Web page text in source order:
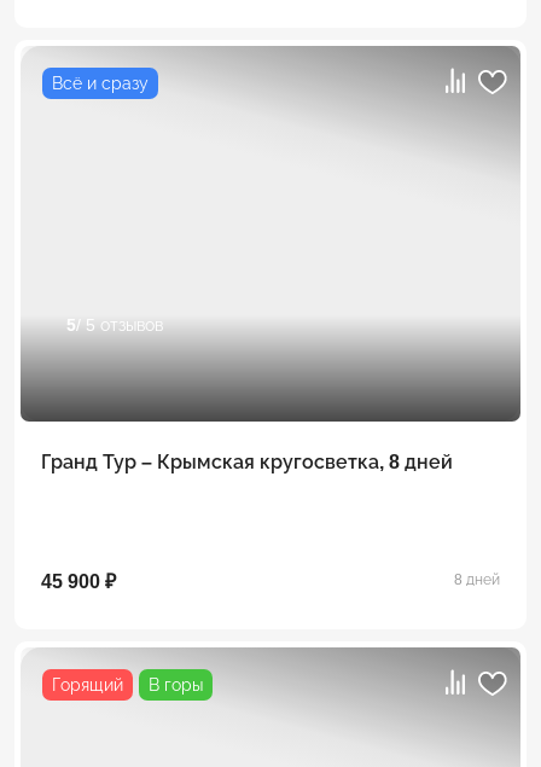
Всё и сразу
5/ 5 отзывов
Гранд Тур – Крымская кругосветка, 8 дней
45 900 ₽ 8 дней
Горящий В горы